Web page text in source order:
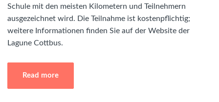
Schule mit den meisten Kilometern und Teilnehmern
ausgezeichnet wird. Die Teilnahme ist kostenpflichtig;
weitere Informationen finden Sie auf der Website der
Lagune Cottbus.
Read more